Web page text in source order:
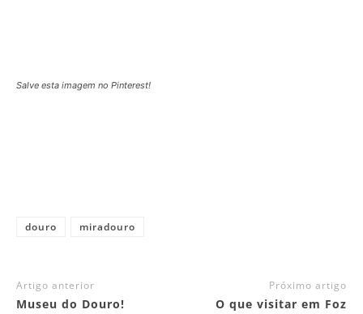
Salve esta imagem no Pinterest!
douro miradouro
Artigo anterior
Museu do Douro!
Próximo artigo
O que visitar em Foz